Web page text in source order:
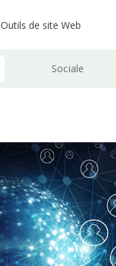
Outils de site Web
Sociale